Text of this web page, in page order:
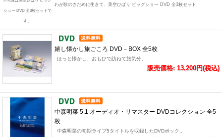
ショー DVD 全3枚セットで
す。
わが歌のさだめに生きて、美空ひばり ビッグショー DVD 全3枚セット
嬉し懐かし旅ごころ DVD－BOX 全5枚
ほっと懐かし、おもひで訪ねて旅気分。
販売価格: 13,200円(税込)
中森明菜 5.1 オーディオ・リマスター DVDコレクション 全5
枚
中森明菜の初期ライブ5タイトルを収録したDVDボック..